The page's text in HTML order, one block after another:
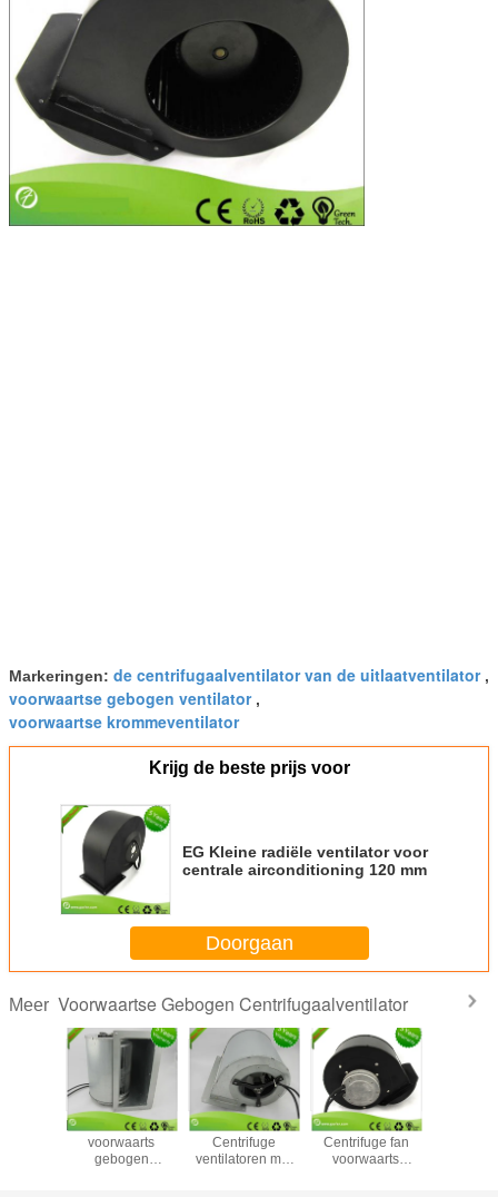
Markeringen: de centrifugaalventilator van de uitlaatventilator,
voorwaartse gebogen ventilator,
voorwaartse krommeventilator
Krijg de beste prijs voor
EG Kleine radiële ventilator voor
centrale airconditioning 120 mm
Doorgaan
Meer Voorwaartse Gebogen Centrifugaalventilator
EC Dubbele inlaat
voorwaarts
gebogen
EC-inlaat
Centrifuge
ventilatoren met
180 mm EC
Centrifuge fan
voorwaarts